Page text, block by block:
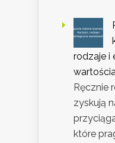
rodzaje i
Ręcznie
zyskują
które